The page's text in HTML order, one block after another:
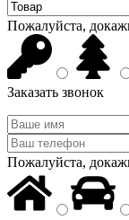
Пожалуйста,
Заказать звонок
Пожалуйста,